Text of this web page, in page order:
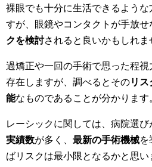
裸眼でも十分に生活できるような
すが、眼鏡やコンタクトが手放せ
クを検討されると良いかもしれま
過矯正や一回の手術で思った程
存在しますが、調べるとそのリ
能なものであることが分かります
レーシックに関しては、病院選び
実績数が多く、 最新の手術機械を
ばリスクは最小限となるかと思い